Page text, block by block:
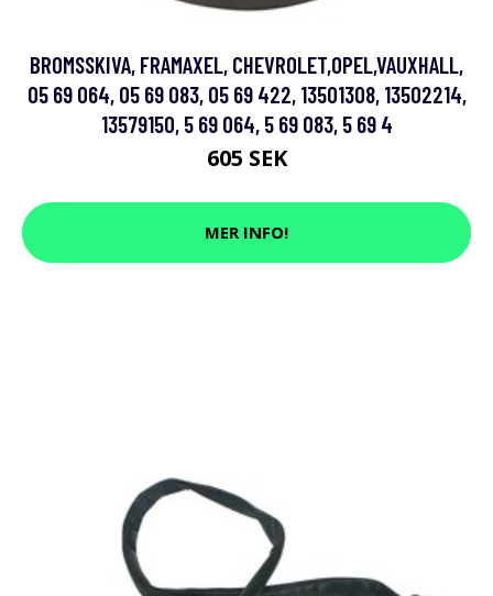
BROMSSKIVA, FRAMAXEL, CHEVROLET,OPEL,VAUXHALL,
05 69 064, 05 69 083, 05 69 422, 13501308, 13502214,
13579150, 5 69 064, 5 69 083, 5 69 4
605 SEK
MER INFO!